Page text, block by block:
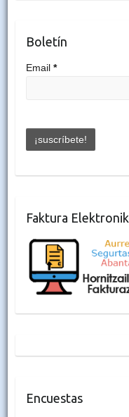
Boletín
Email *
Faktura
Encuestas